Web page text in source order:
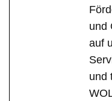
und
auf
und